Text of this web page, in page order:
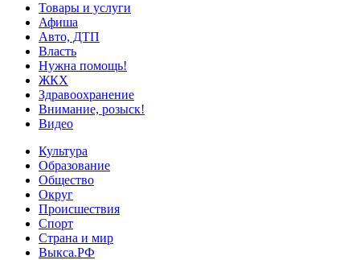
Товары и услуги
Афиша
Авто, ДТП
Власть
Нужна помощь!
ЖКХ
Здравоохранение
Внимание, розыск!
Видео
Культура
Образование
Общество
Округ
Происшествия
Спорт
Страна и мир
Выкса.РФ